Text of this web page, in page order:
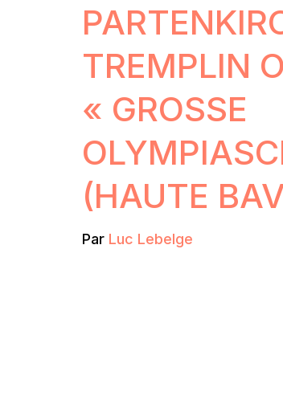
TREMPLIN
« GROSSE O
HAUTE
Par Luc Lebelge